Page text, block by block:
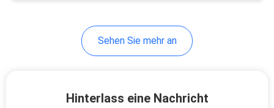
Elektrischer
Sehen Sie mehr an
Hinterlass eine Nachricht